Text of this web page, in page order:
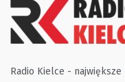
Radio Kielce -